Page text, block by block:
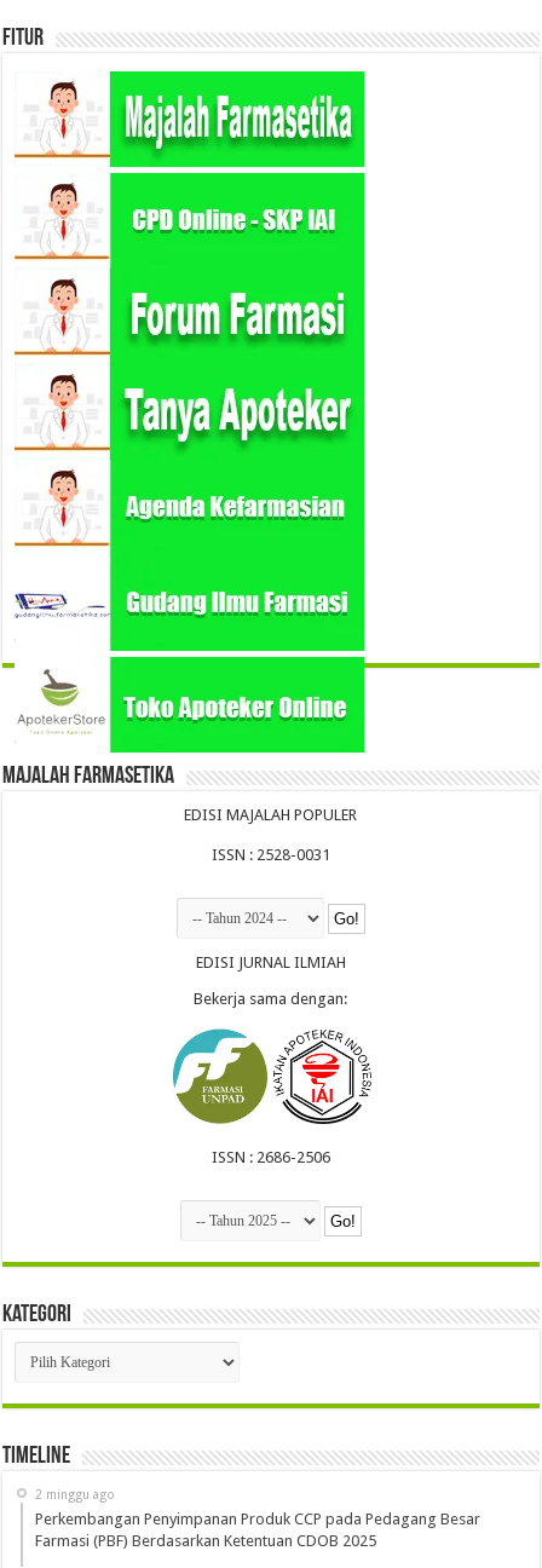
Fitur
Majalah Farmasetika
EDISI MAJALAH POPULER
ISSN : 2528-0031
EDISI JURNAL ILMIAH
Bekerja sama dengan:
ISSN : 2686-2506
Kategori
Kategori
Timeline
2 minggu ago
Perkembangan Penyimpanan Produk CCP pada Pedagang Besar
Farmasi (PBF) Berdasarkan Ketentuan CDOB 2025